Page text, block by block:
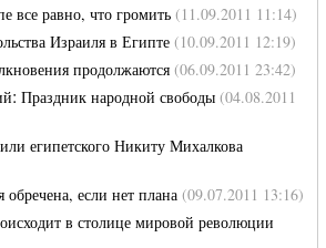
все равно, что громить(11.09.2011 11:14)
Израиля в Египте(10.09.2011 12:19)
продолжаются(06.09.2011 23:42)
:Праздник народной свободы(04.08.2011
египетского Никиту Михалкова
обречена, если нет плана(09.07.2011 13:16)
в столице мировой революции